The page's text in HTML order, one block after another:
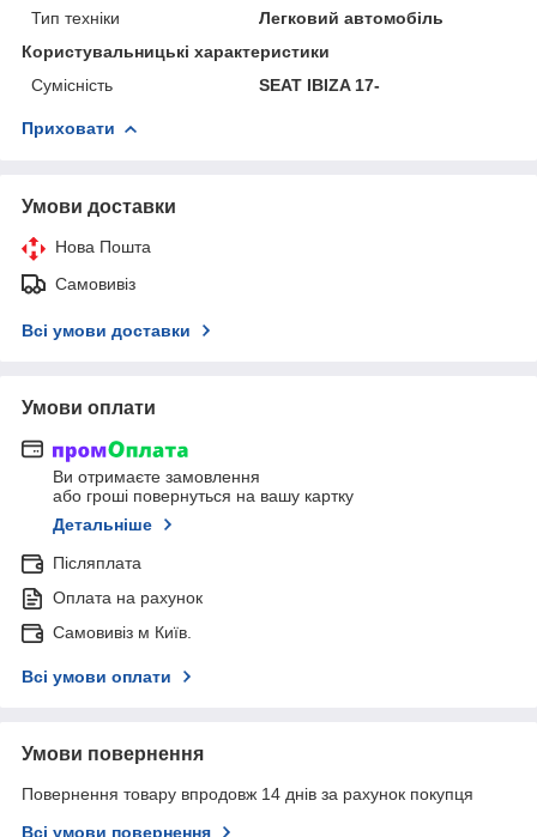
Тип техніки
Легковий автомобіль
Користувальницькі характеристики
Сумісність
SEAT IBIZA 17-
Приховати
Умови доставки
Нова Пошта
Самовивіз
Всі умови доставки
Умови оплати
Ви отримаєте замовлення
або гроші повернуться на вашу картку
Детальніше
Післяплата
Оплата на рахунок
Самовивіз м Київ.
Всі умови оплати
Умови повернення
Повернення товару впродовж 14 днів за рахунок покупця
Всі умови повернення